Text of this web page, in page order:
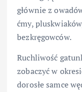
głównie z
ćmy,
bezkręgowców.
Ruchliwość
zobaczyć w
dorosłe samce